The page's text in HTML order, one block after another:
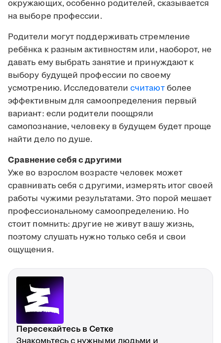
окружающих, особенно родителей, сказывается
на выборе профессии.
Родители могут поддерживать стремление
ребёнка к разным активностям или, наоборот, не
давать ему выбрать занятие и принуждают к
выбору будущей профессии по своему
усмотрению. Исследователисчитаютболее
эффективным для самоопределения первый
вариант: если родители поощряли
самопознание, человеку в будущем будет проще
найти дело по душе.
Сравнение себя с другими
Уже во взрослом возрасте человек может
сравнивать себя с другими, измерять итог своей
работы чужими результатами. Это порой мешает
профессиональному самоопределению. Но
стоит помнить: другие не живут вашу жизнь,
поэтому слушать нужно только себя и свои
ощущения.
Пересекайтесь в Сетке